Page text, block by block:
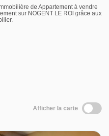
de Appartement à vendre
sur NOGENT LE ROI grâce aux
Afficher la carte